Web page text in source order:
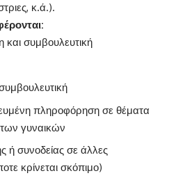
κ.ά.).
και συμβουλευτική
πληροφόρηση σε θέματα
των γυναικών
ή συνοδείας σε άλλες
κρίνεται σκόπιμο)